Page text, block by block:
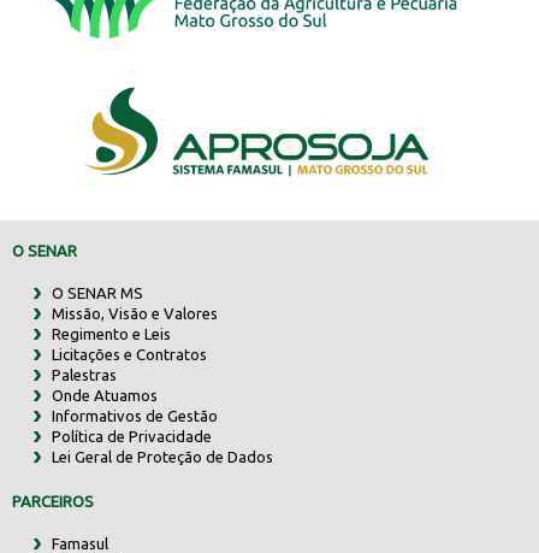
O SENAR
O SENAR MS
Missão, Visão e Valores
Regimento e Leis
Licitações e Contratos
Palestras
Onde Atuamos
Informativos de Gestão
Política de Privacidade
Lei Geral de Proteção de Dados
PARCEIROS
Famasul